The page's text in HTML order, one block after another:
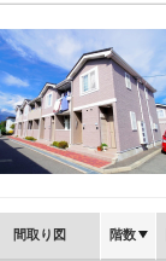
間取り図 階数